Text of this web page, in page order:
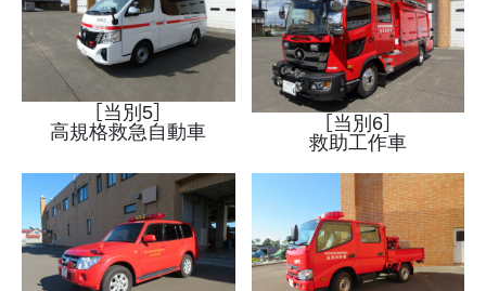
［当別5］
高規格救急自動車 ［当別6］
救助工作車